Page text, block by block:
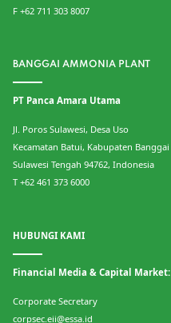
F +62 711 303 8007
BANGGAI AMMONIA PLANT
PT Panca Amara Utama
Jl. Poros Sulawesi, Desa Uso
Kecamatan Batui, Kabupaten Banggai
Sulawesi Tengah 94762, Indonesia
T +62 461 373 6000
HUBUNGI KAMI
Financial Media & Capital Market:
Corporate Secretary
corpsec.eii@essa.id